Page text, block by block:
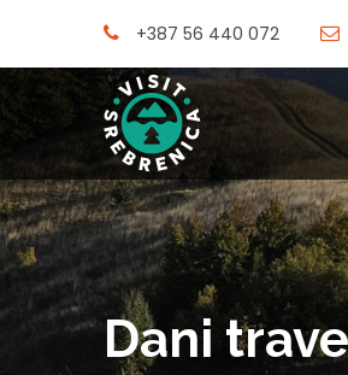
+387 56 440 072
Dani